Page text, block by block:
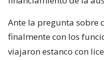
Ante la pregunta sobre
finalmente con los
viajaron estanco con